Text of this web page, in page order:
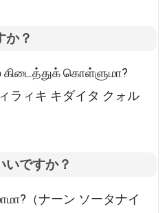
？
கிடைத்துக் கொள்ளுமா?
ラィキ キダイタ クォル
ですか？
（ナーン ソータナイ